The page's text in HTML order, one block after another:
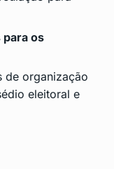
para os
de organização
eleitoral e